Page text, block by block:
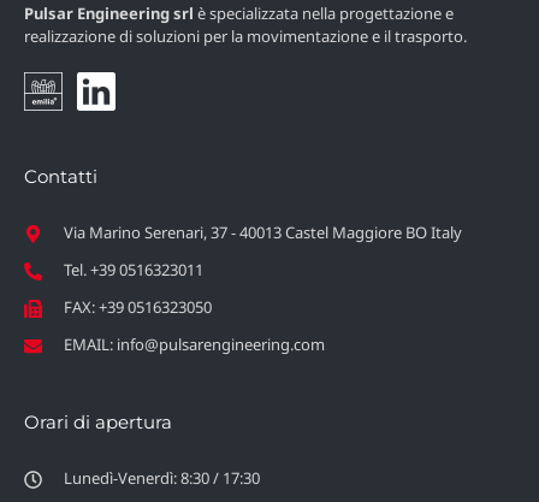
Pulsar Engineering srl è specializzata nella progettazione e
realizzazione di soluzioni per la movimentazione e il trasporto.
Contatti
Via Marino Serenari, 37 - 40013 Castel Maggiore BO Italy
Tel. +39 0516323011
FAX: +39 0516323050
EMAIL: info@pulsarengineering.com
Orari di apertura
Lunedì-Venerdì: 8:30 / 17:30